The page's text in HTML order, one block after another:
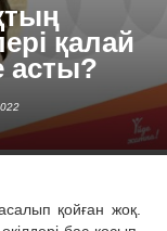
қалай
асты?
қойған жоқ.